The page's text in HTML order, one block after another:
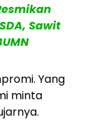
Sawit
Yang
minta